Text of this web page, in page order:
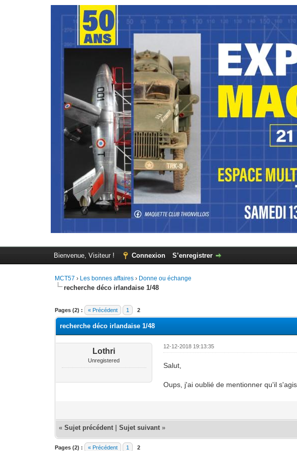
Bienvenue, Visiteur ! Connexion S’enregistrer
MCT57 › Les bonnes affaires › Donne ou échange
recherche déco irlandaise 1/48
Pages (2) : « Précédent 1 2
Moyenne : 0 (0 vote(s))
1
2
3
4
5
recherche déco irlandaise 1/48
Lothri
Unregistered
12-12-2018 19:13:35
Salut,
Oups, j'ai oublié de mentionner qu'il
«Sujet précédent |Sujet suivant »
Pages (2) : « Précédent 1 2